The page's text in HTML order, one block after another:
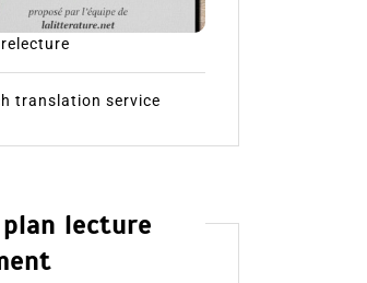
translation service
lecture